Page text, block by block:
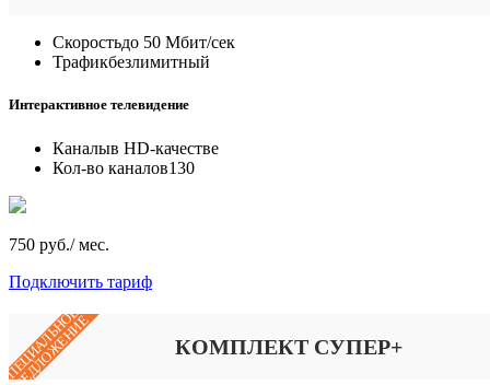
Скоростьдо 50 Мбит/сек
Трафикбезлимитный
Интерактивное телевидение
Каналыв HD-качестве
Кол-во каналов130
750 руб./ мес.
Подключить тариф
ПРЕДЛОЖЕНИЕ КОМПЛЕКТ СУПЕР+